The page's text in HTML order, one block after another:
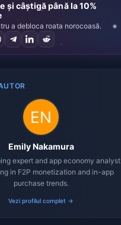
și câștigă până la 10%
a debloca roata norocoasă.
Emily Nakamura
expert and app economy analyst
in F2P monetization and in-app
purchase trends.
Vezi profilul complet →